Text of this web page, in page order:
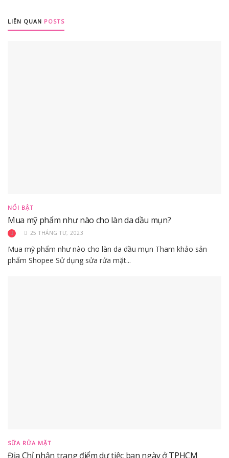
LIÊN QUAN POSTS
NỔI BẬT
Mua mỹ phẩm như nào cho làn da dầu mụn?
25 THÁNG TƯ, 2023
Mua mỹ phẩm như nào cho làn da dầu mụn Tham khảo sản
phẩm Shopee Sử dụng sửa rửa mặt...
SỮA RỬA MẶT
Địa Chỉ nhận trang điểm dự tiệc ban ngày ở TPHCM